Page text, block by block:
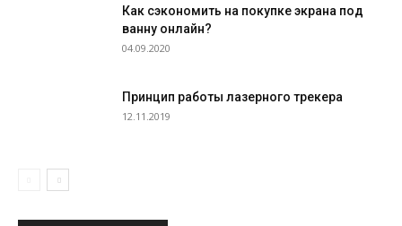
Как сэкономить на покупке экрана под
ванну онлайн?
04.09.2020
Принцип работы лазерного трекера
12.11.2019